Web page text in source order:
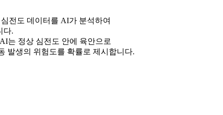
전도 데이터를 AI가 분석하여
다.
는 정상 심전도 안에 육안으로
발생의 위험도를 확률로 제시합니다.